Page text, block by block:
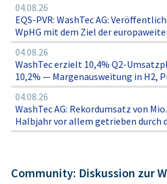
04.08.26
EQS-PVR: WashTec AG:
WpHG mit dem Ziel der
04.08.26
WashTec erzielt 10,4% Q2-
10,2% — Margenausweitung in H2,
04.08.26
WashTec AG: Rekordumsatz von
Halbjahr vor allem getrieben durch
Equipment; EBIT Marge bei 7,1%
Community: Diskussion zur